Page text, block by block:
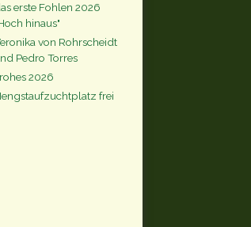
erste Fohlen 2026
hinaus"
von Rohrscheidt
Pedro Torres
2026
frei